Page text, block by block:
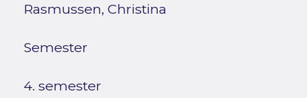
Rasmussen, Christina
Semester
4. semester